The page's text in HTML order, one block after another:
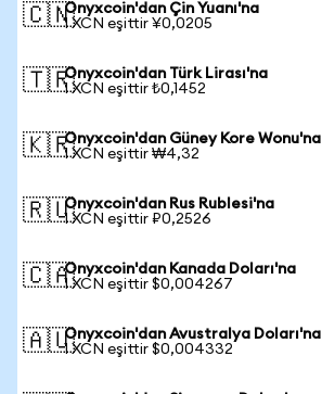
🇨🇳Onyxcoin'dan Çin Yuanı'na
1 XCN eşittir ¥0,0205
🇹🇷Onyxcoin'dan Türk Lirası'na
1 XCN eşittir ₺0,1452
🇰🇷Onyxcoin'dan Güney Kore Wonu'na
1 XCN eşittir ₩4,32
🇷🇺Onyxcoin'dan Rus Rublesi'na
1 XCN eşittir ₽0,2526
🇨🇦Onyxcoin'dan Kanada Doları'na
1 XCN eşittir $0,004267
🇦🇺Onyxcoin'dan Avustralya Doları'na
1 XCN eşittir $0,004332